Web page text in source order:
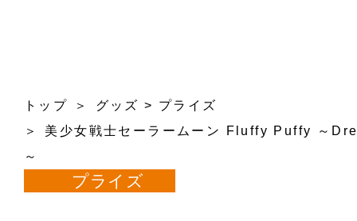
トップ グッズ > プライズ
美少女戦士セーラームーン Fluffy Puffy ～
～
プライズ